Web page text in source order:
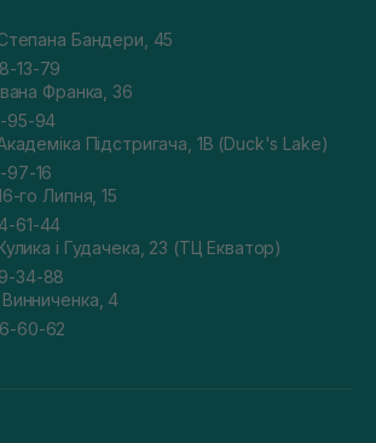
Бандери, 45
13-79
Франка, 36
95-94
Підстригача, 1В (Duck's Lake)
97-16
го Липня, 15
61-44
і Гудачека, 23 (ТЦ Екватор)
34-88
4
60-62